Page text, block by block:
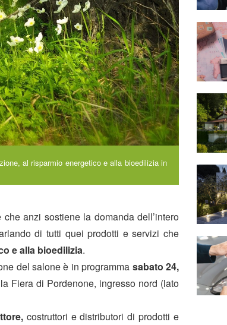
al risparmio energetico e alla bioedilizia in
anzi sostiene la domanda dell’intero
di tutti quei prodotti e servizi che
e alla bioedilizia.
del salone è in programma sabato 24,
Fiera di Pordenone, ingresso nord (lato
costruttori e distributori di prodotti e